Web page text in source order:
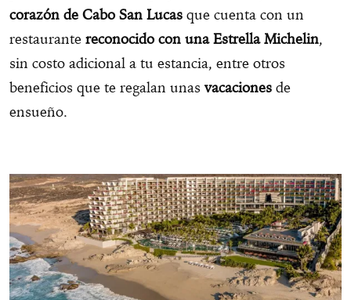
corazón de Cabo San Lucas que cuenta con un
restaurante reconocido con una Estrella Michelin,
sin costo adicional a tu estancia, entre otros
beneficios que te regalan unas vacaciones de
ensueño.